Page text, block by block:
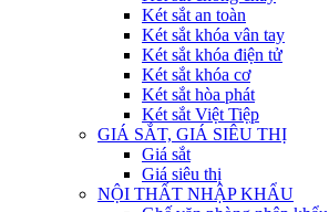
Két sắt an toàn
Két sắt khóa vân tay
Két sắt khóa điện tử
Két sắt khóa cơ
Két sắt hòa phát
Két sắt Việt Tiệp
GIÁ SẮT, GIÁ SIÊU THỊ
Giá sắt
Giá siêu thị
NỘI THẤT NHẬP KHẨU